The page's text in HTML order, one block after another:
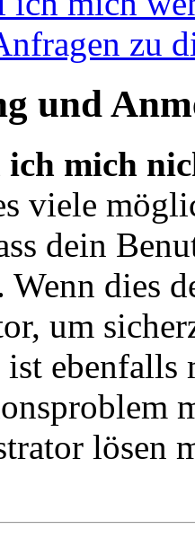
zu
und
mich
viele
dein
dies
um
ebenfalls
lösen